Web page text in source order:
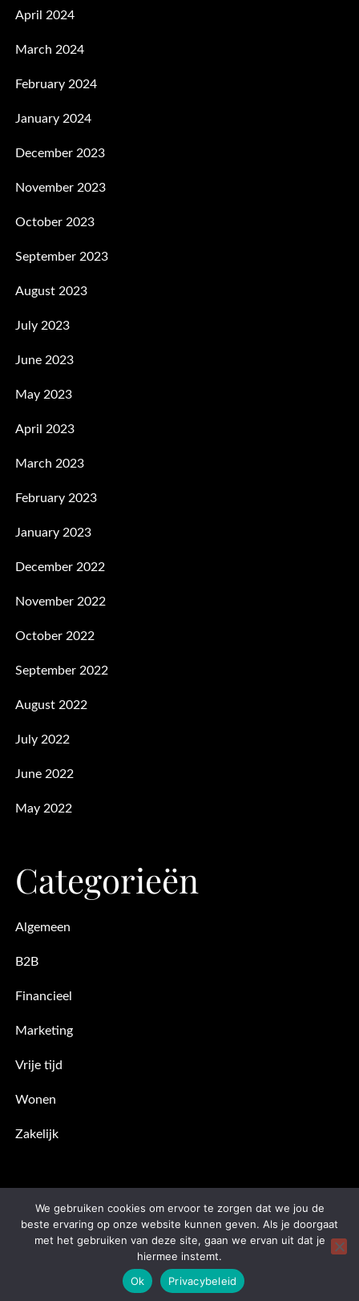
April 2024
March 2024
February 2024
January 2024
December 2023
November 2023
October 2023
September 2023
August 2023
July 2023
June 2023
May 2023
April 2023
March 2023
February 2023
January 2023
December 2022
November 2022
October 2022
September 2022
August 2022
July 2022
June 2022
May 2022
Categorieën
Algemeen
B2B
Financieel
Marketing
Vrije tijd
Wonen
Zakelijk
microbizz.nl| Theme: Moral Magazine By
Moral Themes.
We gebruiken cookies om ervoor te zorgen dat we jou de
beste ervaring op onze website kunnen geven. Als je doorgaat
met het gebruiken van deze site, gaan we ervan uit dat je
hiermee instemt.
Ok
Privacybeleid